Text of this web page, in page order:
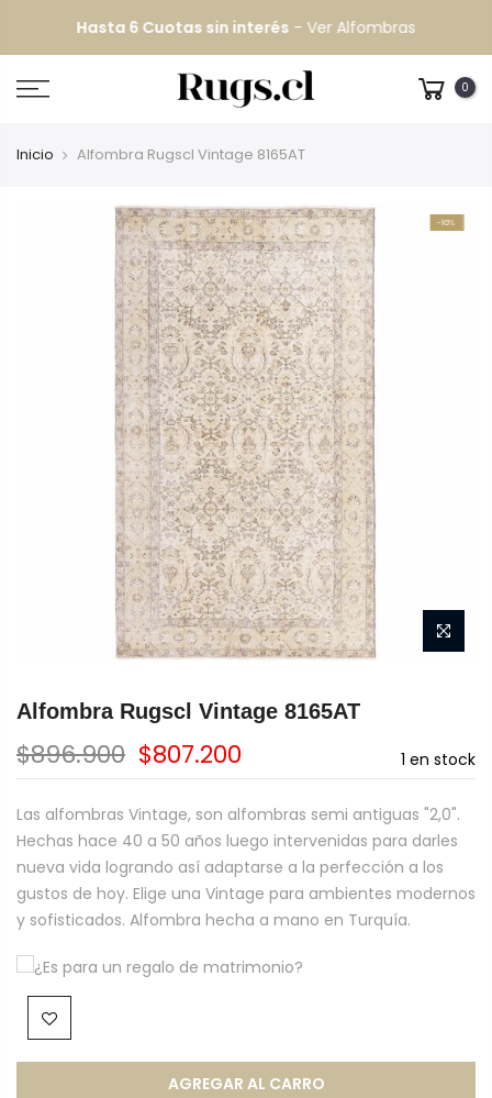
Hasta 6 Cuotas sin interés -Ver Alfombras
0
Inicio Alfombra Rugscl Vintage 8165AT
-10%
Alfombra Rugscl Vintage 8165AT
1 en stock
$896.900 $807.200
Las alfombras Vintage, son alfombras semi antiguas "2,0".
Hechas hace 40 a 50 años luego intervenidas para darles
nueva vida logrando así adaptarse a la perfección a los
gustos de hoy. Elige una Vintage para ambientes modernos
y sofisticados. Alfombra hecha a mano en Turquía.
¿Es para un regalo de matrimonio?
AGREGAR AL CARRO